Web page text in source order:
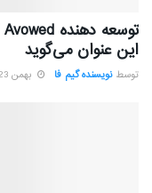
این عنوان می‌گوید
توسط نویسنده گیم فا بهمن 23, 1403